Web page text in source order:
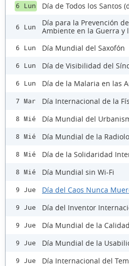
6 Lun Día de Todos los Santos
6 Lun
Día para la Prevención
Ambiente en la Guerra y
6 Lun Día Mundial del Saxofón
6 Lun Día de Visibilidad del
6 Lun Día de la Malaria en las
7 Mar Día Internacional de la
8 Mié Día Mundial del
8 Mié Día Mundial de la
8 Mié Día de la Solidaridad
8 Mié Día Mundial sin Wi-Fi
9 Jue Día del Caos Nunca
9 Jue Día del Inventor
9 Jue Día Mundial de la Calidad
9 Jue Día Mundial de la
9 Jue Día Internacional del